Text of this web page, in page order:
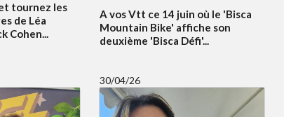
tournez les
de Léa
Cohen...
A vos Vtt ce 14 juin où le 'Bisca
Mountain Bike' affiche son
deuxième 'Bisca Défi'...
30/04/26